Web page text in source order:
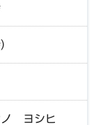
ノ ヨシヒ